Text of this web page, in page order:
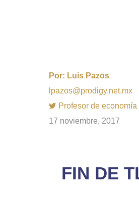
Por: Luis Pazos
lpazos@prodigy.net.mx
Profesor de
17 noviembre, 2017
FIN DE